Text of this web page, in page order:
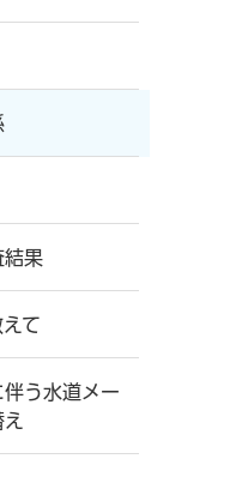
結果
て
う水道メー